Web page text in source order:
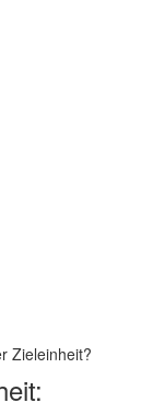
Zieleinheit?